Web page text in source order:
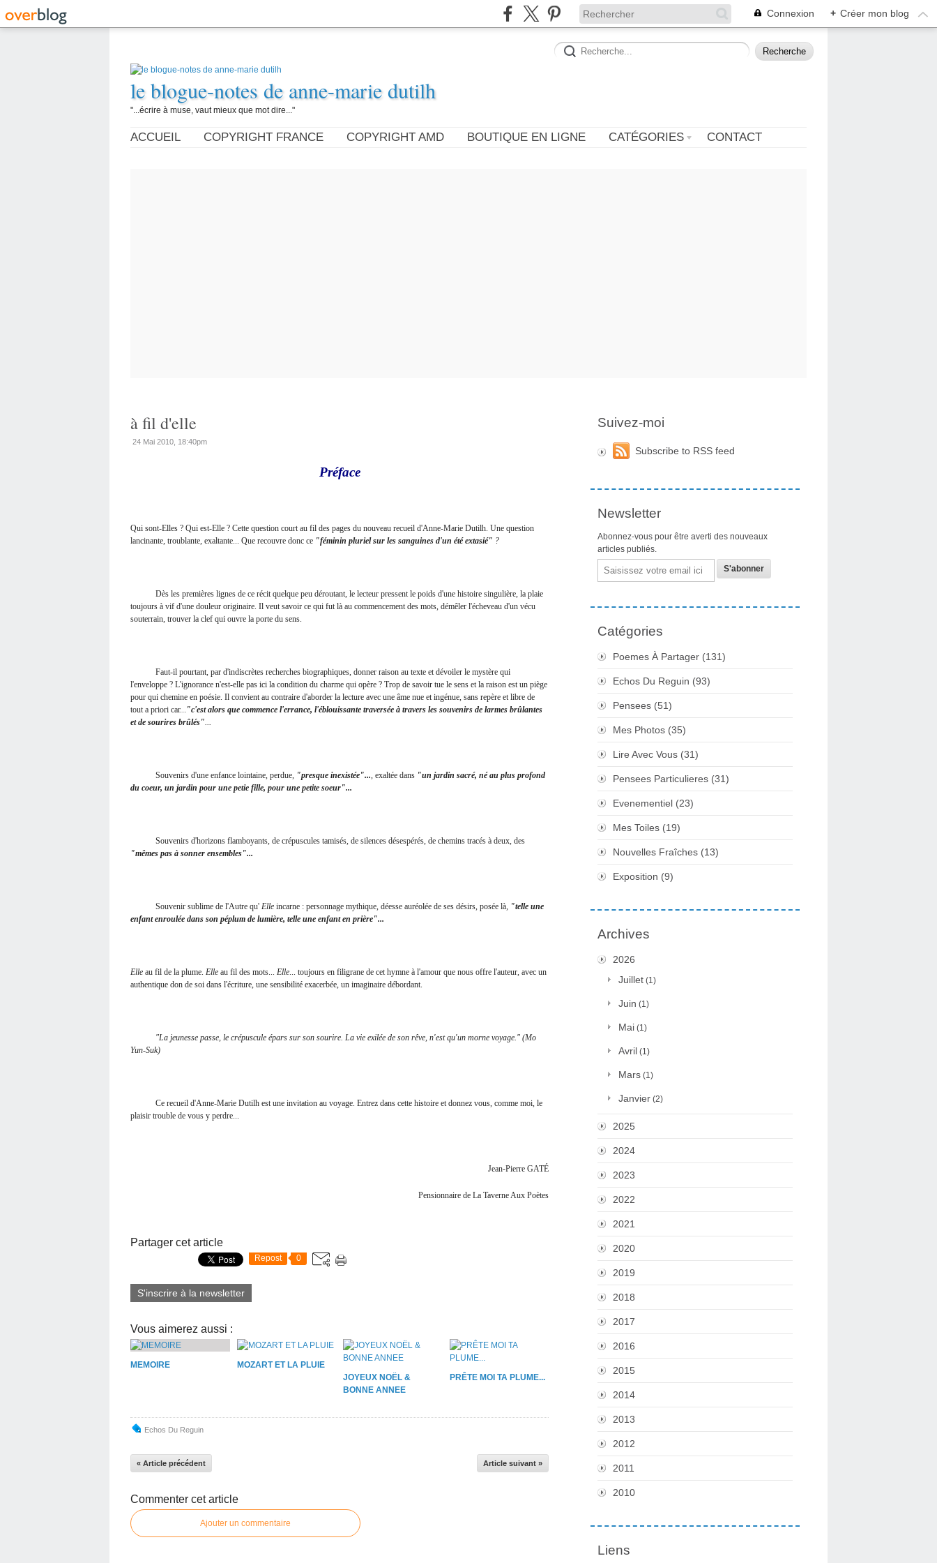
Connexion + Créer mon blog
le blogue-notes de anne-marie dutilh
"...écrire à muse, vaut mieux que mot dire..."
ACCUEIL COPYRIGHT FRANCE COPYRIGHT AMD BOUTIQUE EN LIGNE CATÉGORIES CONTACT
à fil d'elle
24 Mai 2010, 18:40pm
Préface
Qui sont-Elles ? Qui est-Elle ? Cette question court au fil des pages du nouveau recueil d'Anne-Marie Dutilh. Une question
lancinante, troublante, exaltante... Que recouvre donc ce "féminin pluriel sur les sanguines d'un été extasié" ?
Dès les premières lignes de ce récit quelque peu déroutant, le lecteur pressent le poids d'une histoire singulière, la plaie
toujours à vif d'une douleur originaire. Il veut savoir ce qui fut là au commencement des mots, démêler l'écheveau d'un vécu
souterrain, trouver la clef qui ouvre la porte du sens.
Faut-il pourtant, par d'indiscrètes recherches biographiques, donner raison au texte et dévoiler le mystère qui
l'enveloppe ? L'ignorance n'est-elle pas ici la condition du charme qui opère ? Trop de savoir tue le sens et la raison est un piège
pour qui chemine en poésie. Il convient au contraire d'aborder la lecture avec une âme nue et ingénue, sans repère et libre de
tout a priori car... "c'est alors que commence l'errance, l'éblouissante traversée à travers les souvenirs de larmes brûlantes
et de sourires brûlés"...
Souvenirs d'une enfance lointaine, perdue, "presque inexistée"..., exaltée dans "un jardin sacré, né au plus profond
du coeur, un jardin pour une petie fille, pour une petite soeur"...
Souvenirs d'horizons flamboyants, de crépuscules tamisés, de silences désespérés, de chemins tracés à deux, des
"mêmes pas à sonner ensembles"...
Souvenir sublime de l'Autre qu' Elle incarne : personnage mythique, déesse auréolée de ses désirs, posée là, "telle une
enfant enroulée dans son péplum de lumière, telle une enfant en prière"...
Elle au fil de la plume. Elle au fil des mots... Elle... toujours en filigrane de cet hymne à l'amour que nous offre l'auteur, avec un
authentique don de soi dans l'écriture, une sensibilité exacerbée, un imaginaire débordant.
"La jeunesse passe, le crépuscule épars sur son sourire. La vie exilée de son rêve, n'est qu'un morne voyage." (Mo
Yun-Suk)
Ce recueil d'Anne-Marie Dutilh est une invitation au voyage. Entrez dans cette histoire et donnez vous, comme moi, le
plaisir trouble de vous y perdre...
Jean-Pierre GATÉ
Pensionnaire de La Taverne Aux Poètes
Partager cet article
Repost 0
S'inscrire à la newsletter
Vous aimerez aussi :
MEMOIRE
MOZART ET LA PLUIE
JOYEUX NOËL &
BONNE ANNEE
PRÊTE MOI TA PLUME...
Echos Du Reguin
« Article précédent Article suivant »
Commenter cet article
Ajouter un commentaire
Suivez-moi
Subscribe to RSS feed
Newsletter
Abonnez-vous pour être averti des nouveaux
articles publiés.
Email
Catégories
Poemes À Partager (131)
Echos Du Reguin (93)
Pensees (51)
Mes Photos (35)
Lire Avec Vous (31)
Pensees Particulieres (31)
Evenementiel (23)
Mes Toiles (19)
Nouvelles Fraîches (13)
Exposition (9)
Archives
2026
Juillet (1)
Juin (1)
Mai (1)
Avril (1)
Mars (1)
Janvier (2)
2025
2024
2023
2022
2021
2020
2019
2018
2017
2016
2015
2014
2013
2012
2011
2010
Liens